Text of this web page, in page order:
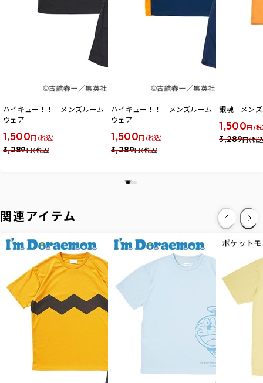
ハイキュー！！ メンズルーム
ウェア
1,500円 (税込)
3,289円 (税込)
ハイキュー！！ メンズルーム
ウェア
1,500円 (税込)
3,289円 (税込)
銀魂 メンズ
1,500円 (
3,289円 (税
関連アイテム